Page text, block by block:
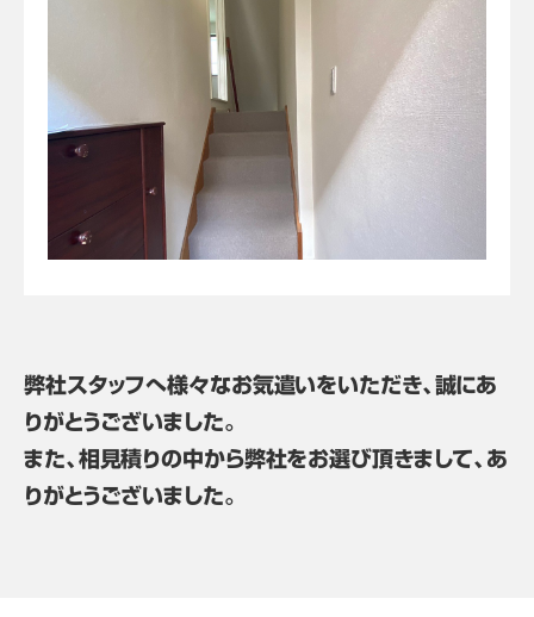
弊社スタッフへ様々なお気遣いをいただき、誠にあ
りがとうございました。
また、相見積りの中から弊社をお選び頂きまして、あ
りがとうございました。